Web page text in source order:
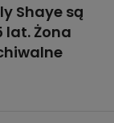
Shaye są
lat. Żona